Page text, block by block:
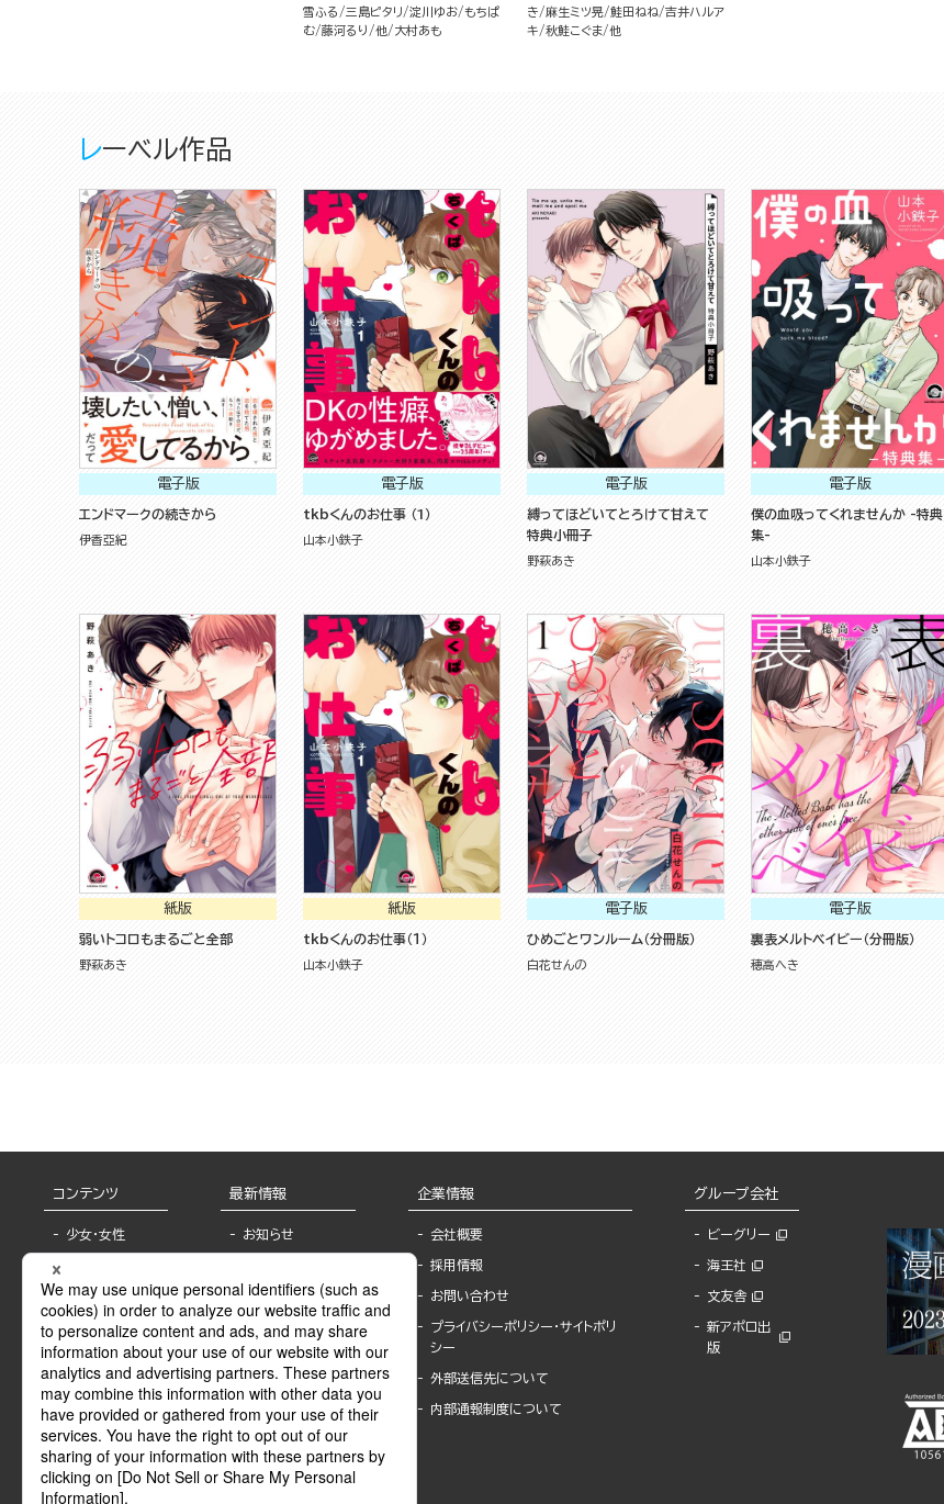
雪ふる
三島ピタリ 淀川ゆお もちぱ
む 藤河るり 他 大村あも
き
麻生ミツ晃 鮭田ねね
吉井ハルア
キ
秋鮭こぐま 他
レーベル作品
電子版
エンドマークの続きから
伊香亞紀
電子版
tkbくんのお仕事 （1）
山本小鉄子
電子版
縛ってほどいてとろけて甘えて
特典小冊子
野萩あき
電子版
僕の血吸ってくれませんか -特典
集-
山本小鉄子
紙版
弱いトコロもまるごと全部
野萩あき
紙版
tkbくんのお仕事（１）
山本小鉄子
電子版
ひめごとワンルーム（分冊版）
白花せんの
電子版
裏表メルトベイビー（分冊版）
穂高へき
コンテンツ
少女・女性
BL
ライトノベル
青年・一般
グラビア・写真
モーター誌
SPECIAL
Sublicense
最新情報
お知らせ
報
書店様へ
海外ライセンシー
公式SNSアカウ
ント
作家一覧
Keyword list
Author list
企業情報
会社概要
採用情報
お問い合わせ
プライバシーポリシー・サイトポリ
シー
外部送信先について
内部通報制度について
グループ会社
ビーグリー
海王社
文友舎
新アポロ出
版